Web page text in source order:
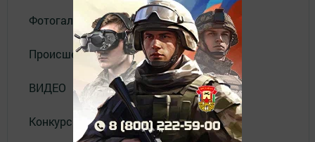
Фотогалерея
Происшествия
ВИДЕО
Конкурсы